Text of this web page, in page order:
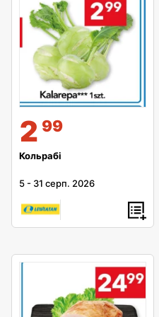
2 99
Кольрабі
5 - 31 серп. 2026